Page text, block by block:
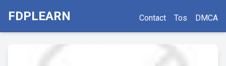
FDPLEARN Contact Tos DMCA